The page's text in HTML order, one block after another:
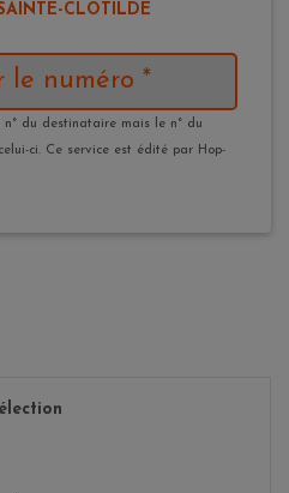
CLOTILDE
numéro *
du destinataire mais le n° du
ci. Ce service est édité par Hop-